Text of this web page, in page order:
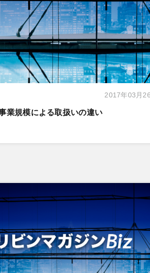
2017年03月
業規模による取扱いの違い